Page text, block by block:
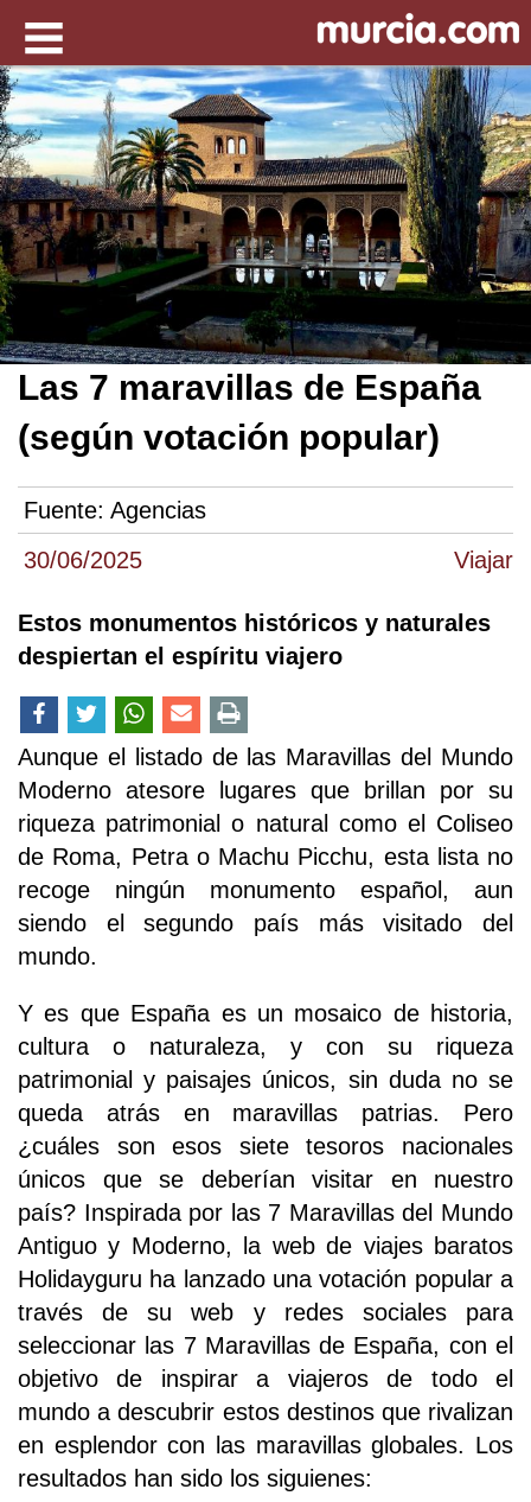
30/06/2025 Viajar
Las 7 maravillas de España
(según votación popular)
Fuente: Agencias
Estos monumentos históricos y naturales
despiertan el espíritu viajero
Aunque el listado de las Maravillas del Mundo
Moderno atesore lugares que brillan por su
riqueza patrimonial o natural como el Coliseo
de Roma, Petra o Machu Picchu, esta lista no
recoge ningún monumento español, aun
siendo el segundo país más visitado del
mundo.
Y es que España es un mosaico de historia,
cultura o naturaleza, y con su riqueza
patrimonial y paisajes únicos, sin duda no se
queda atrás en maravillas patrias. Pero
¿cuáles son esos siete tesoros nacionales
únicos que se deberían visitar en nuestro
país? Inspirada por las 7 Maravillas del Mundo
Antiguo y Moderno, la web de viajes baratos
Holidayguru ha lanzado una votación popular a
través de su web y redes sociales para
seleccionar las 7 Maravillas de España, con el
objetivo de inspirar a viajeros de todo el
mundo a descubrir estos destinos que rivalizan
en esplendor con las maravillas globales. Los
resultados han sido los siguienes: